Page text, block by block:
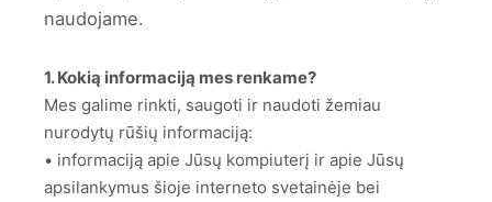
naudojame.
1. Kokią informaciją mes renkame?
Mes galime rinkti, saugoti ir naudoti žemiau
nurodytų rūšių informaciją:
• informaciją apie Jūsų kompiuterį ir apie Jūsų
apsilankymus šioje interneto svetainėje bei